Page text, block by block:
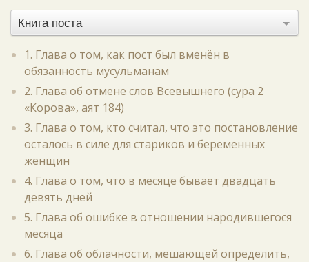
Книга поста
1. Глава о том, как пост был вменён в
обязанность мусульманам
2. Глава об отмене слов Всевышнего (сура 2
«Корова», аят 184)
3. Глава о том, кто считал, что это постановление
осталось в силе для стариков и беременных
женщин
4. Глава о том, что в месяце бывает двадцать
девять дней
5. Глава об ошибке в отношении народившегося
месяца
6. Глава об облачности, мешающей определить,